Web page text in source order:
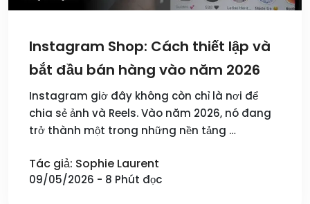
Instagram Shop: Cách thiết lập và
bắt đầu bán hàng vào năm 2026
Instagram giờ đây không còn chỉ là nơi để
chia sẻ ảnh và Reels. Vào năm 2026, nó đang
trở thành một trong những nền tảng …
Tác giả: Sophie Laurent
09/05/2026 - 8 Phút đọc